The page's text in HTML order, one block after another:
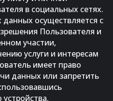
в социальных сетях.
данных осуществляется с
Пользователя и
участии,
услуги и интересам
имеет право
данных или запретить